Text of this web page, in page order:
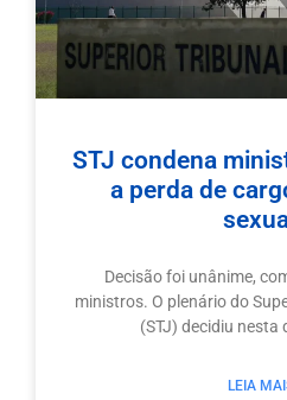
STJ condena
a perda de
Decisão foi unânime,
ministros. O plenário do
(STJ) decidiu nesta
LEIA